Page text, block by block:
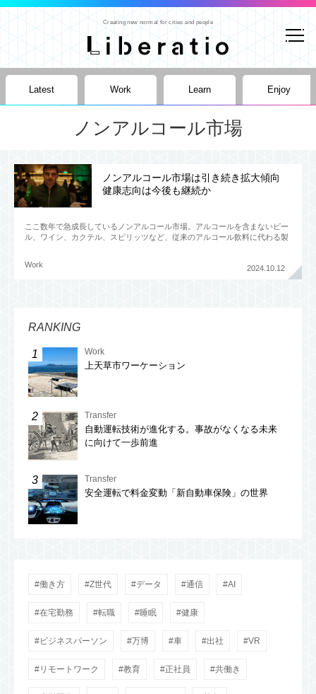
Creating new normal for cities and people
Latest Work Learn Enjoy
ノンアルコール市場
ノンアルコール市場は引き続き拡大傾向
健康志向は今後も継続か
ここ数年で急成長しているノンアルコール市場。アルコールを含まないビー
ル、ワイン、カクテル、スピリッツなど、従来のアルコール飲料に代わる製
2024.10.12
Work
RANKING
Work
上天草市ワーケーション
Transfer
自動運転技術が進化する。事故がなくなる未来
に向けて一歩前進
Transfer
安全運転で料金変動「新自動車保険」の世界
働き方 Z世代 データ 通信 AI
在宅勤務 転職 睡眠 健康
ビジネスパーソン 万博 車 出社 VR
リモートワーク 教育 正社員 共働き